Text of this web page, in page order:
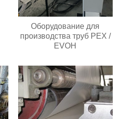
Оборудование для
производства труб PEX /
EVOH